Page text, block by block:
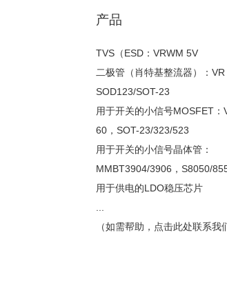
产品
TVS（ESD：VRWM 5V
二极管（肖特基整流器）：
SOD123/SOT-23
用于开关的小信号MOSFET：
60，SOT-23/323/523
用于开关的小信号晶体管：
MMBT3904/3906，S8050/
用于供电的LDO稳压芯片
（如需帮助，点击此处联系我